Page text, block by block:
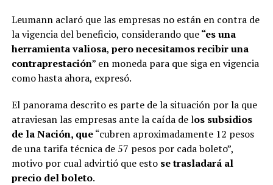
Leumann aclaró que las empresas no están en contra de
la vigencia del beneficio, considerando que“es una
herramienta valiosa, pero necesitamos recibir una
contraprestación” en moneda para que siga en vigencia
como hasta ahora, expresó.
El panorama descrito es parte de la situación por la que
atraviesan las empresas ante la caída de los subsidios
de la Nación, que“cubren aproximadamente 12 pesos
de una tarifa técnica de 57 pesos por cada boleto”,
motivo por cual advirtió que esto se trasladará al
precio del boleto.